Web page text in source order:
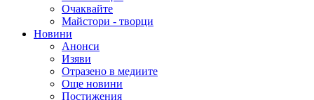
Очаквайте
Майстори - творци
Новини
Анонси
Изяви
Отразено в медиите
Още новини
Постижения